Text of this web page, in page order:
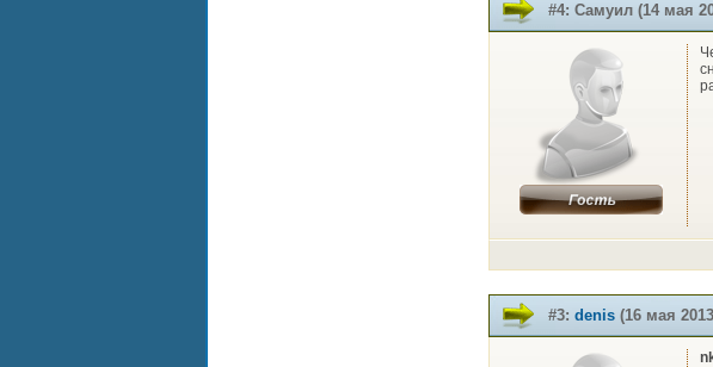
#4: Самуил (14 мая
#3: denis (16 мая